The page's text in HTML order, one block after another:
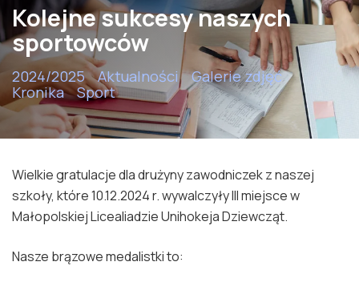
Kolejne sukcesy naszych
sportowców
2024/2025 Aktualności Galerie zdjęć
Kronika Sport
Wielkie gratulacje dla drużyny zawodniczek z naszej
szkoły, które 10.12.2024 r. wywalczyły III miejsce w
Małopolskiej Licealiadzie Unihokeja Dziewcząt.
Nasze brązowe medalistki to: